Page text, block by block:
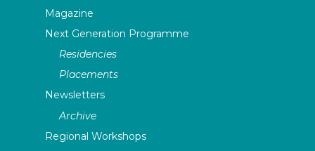
Magazine
Next Generation Programme
Residencies
Placements
Newsletters
Archive
Regional Workshops